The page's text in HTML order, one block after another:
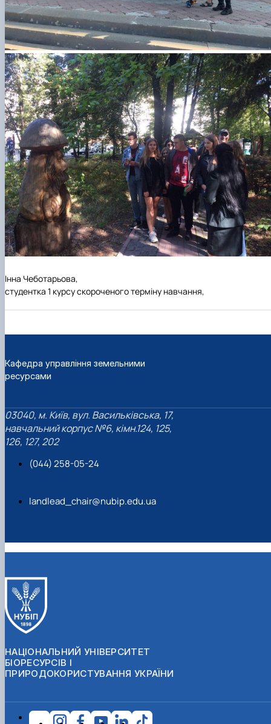
Інна Чеботарьова,
студентка 1 курсу скороченого терміну навчання,
Кафедра управління земельними
ресурсами
03040, м. Київ, вул. Васильківська, 17,
навчальний корпус №6, кімн.124, 125,
126, 127, 202
(044) 258-05-24
landlead_chair@nubip.edu.ua
НАЦІОНАЛЬНИЙ УНІВЕРСИТЕТ
БІОРЕСУРСІВ І
ПРИРОДОКОРИСТУВАННЯ УКРАЇНИ